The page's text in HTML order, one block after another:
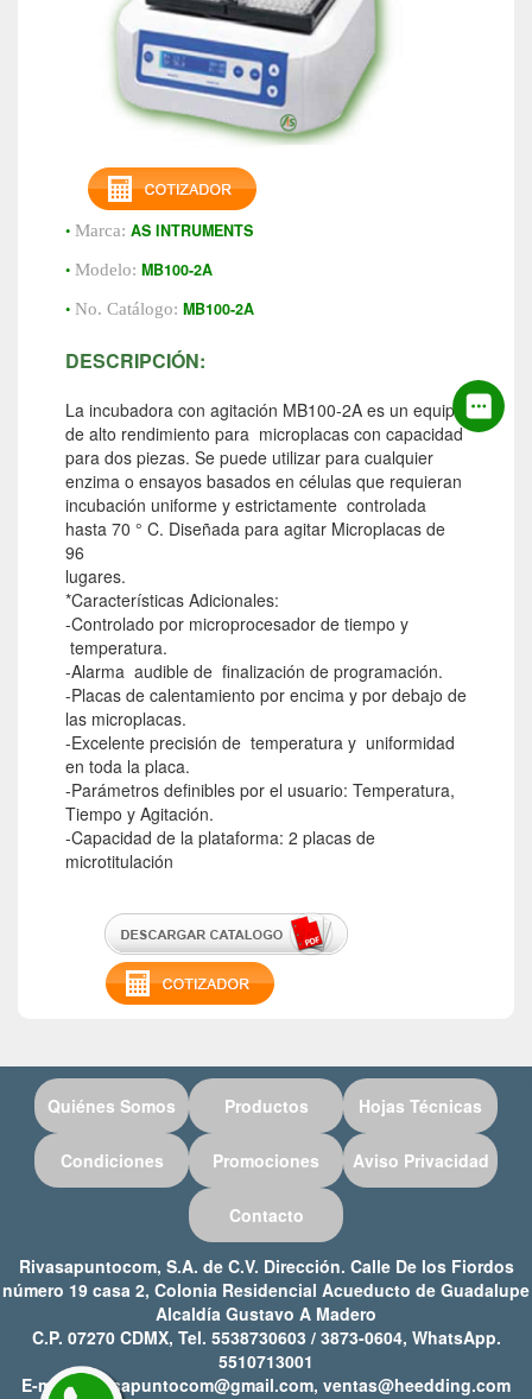
• Marca: AS INTRUMENTS
• Modelo: MB100-2A
• No. Catálogo: MB100-2A
DESCRIPCIÓN:
La incubadora con agitación MB100-2A es un equipo
de alto rendimiento para microplacas con capacidad
para dos piezas. Se puede utilizar para cualquier
enzima o ensayos basados en células que requieran
incubación uniforme y estrictamente controlada
hasta 70 ° C. Diseñada para agitar Microplacas de
96
lugares.
*Características Adicionales:
-Controlado por microprocesador de tiempo y
temperatura.
-Alarma audible de finalización de programación.
-Placas de calentamiento por encima y por debajo de
las microplacas.
-Excelente precisión de temperatura y uniformidad
en toda la placa.
-Parámetros definibles por el usuario: Temperatura,
Tiempo y Agitación.
-Capacidad de la plataforma: 2 placas de
microtitulación
Quiénes Somos Productos Hojas Técnicas
Condiciones Promociones Aviso Privacidad
Contacto
Rivasapuntocom, S.A. de C.V. Dirección. Calle De los Fiordos
número 19 casa 2, Colonia Residencial Acueducto de Guadalupe
Alcaldía Gustavo A Madero
C.P. 07270 CDMX, Tel. 5538730603 / 3873-0604, WhatsApp.
5510713001
E-mail: rivasapuntocom@gmail.com, ventas@heedding.com